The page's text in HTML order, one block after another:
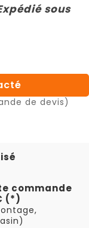
sous
de devis)
commande
(*)